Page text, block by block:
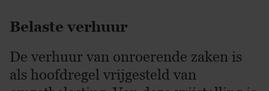
Belaste verhuur
De verhuur van onroerende zaken is
als hoofdregel vrijgesteld van